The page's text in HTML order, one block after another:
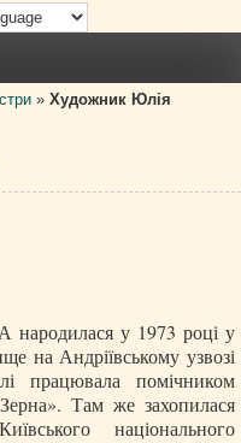
»Художник Юлія
у 1973 році у
на Андріївському узвозі
працювала помічником
Там же захопилася
національного